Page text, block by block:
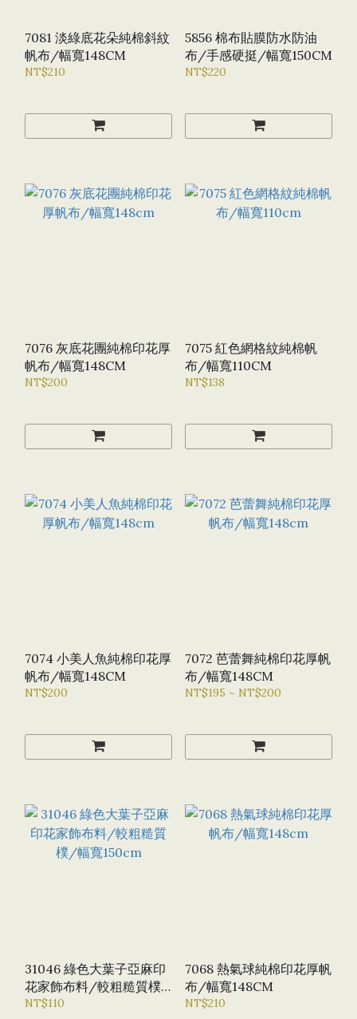
7081 淡綠底花朵純棉斜紋
帆布/幅寬148CM
NT$210
5856 棉布貼膜防水防油
布/手感硬挺/幅寬150CM
NT$220
7076 灰底花團純棉印花厚
帆布/幅寬148CM
NT$200
7075 紅色網格紋純棉帆
布/幅寬110CM
NT$138
7074 小美人魚純棉印花厚
帆布/幅寬148CM
NT$200
7072 芭蕾舞純棉印花厚帆
布/幅寬148CM
NT$195 ~ NT$200
31046 綠色大葉子亞麻印
花家飾布料/較粗糙質樸/
幅寬150CM
NT$110
7068 熱氣球純棉印花厚帆
布/幅寬148CM
NT$210